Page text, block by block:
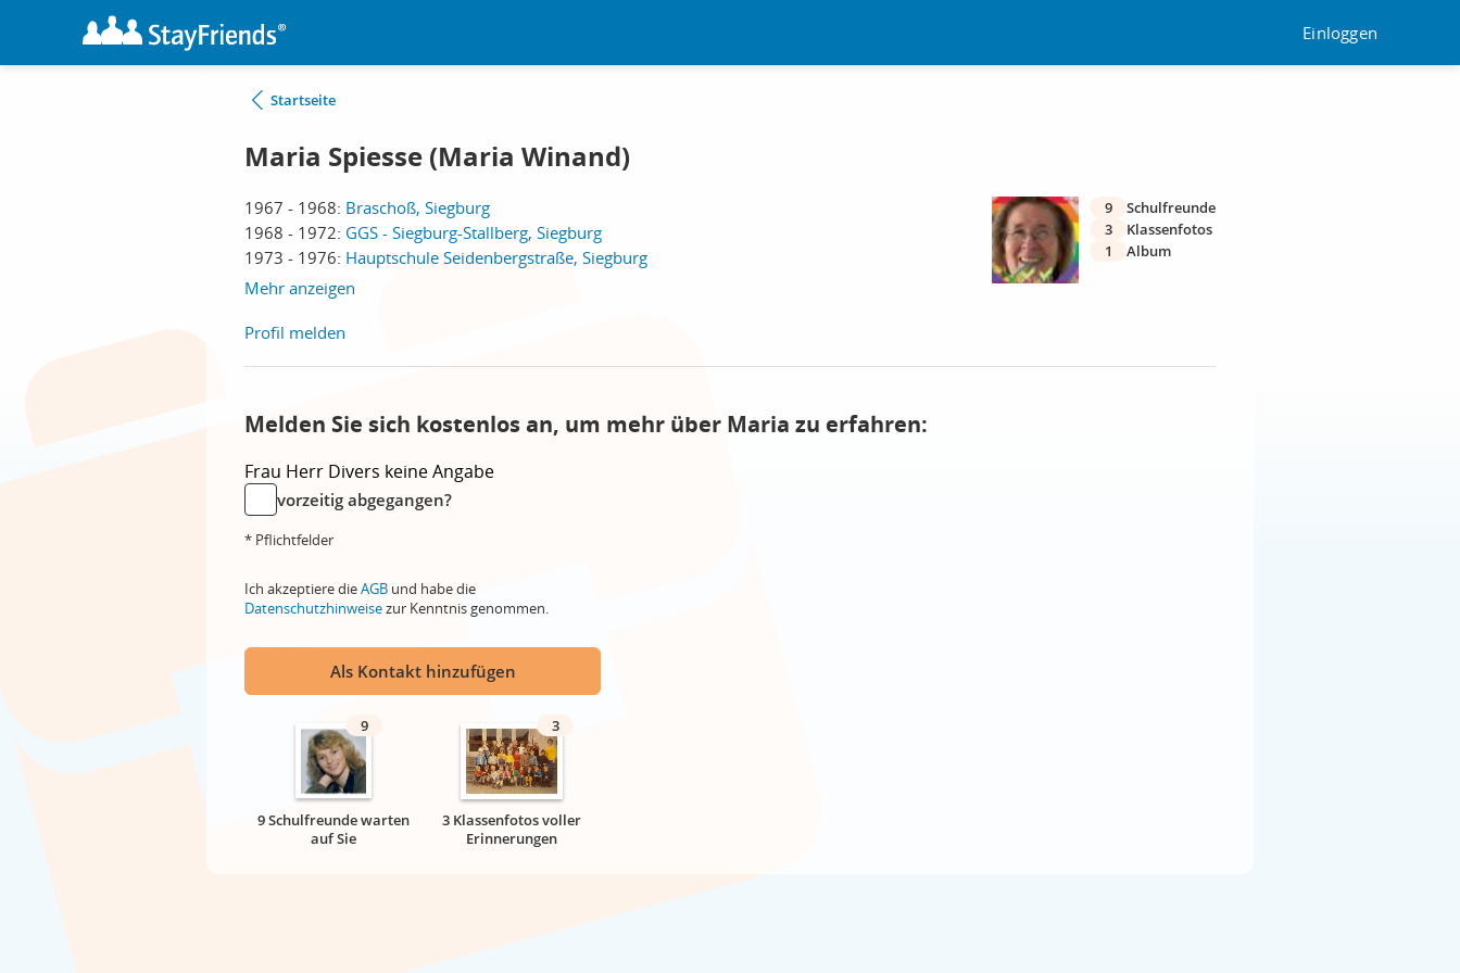
Einloggen
Startseite
Maria Spiesse (Maria Winand)
1967 - 1968: Braschoß, Siegburg
1968 - 1972: GGS - Siegburg-Stallberg, Siegburg
1973 - 1976: Hauptschule Seidenbergstraße, Siegburg
Mehr anzeigen
9
Schulfreunde
3
Klassenfotos
1
Album
Profil melden
Melden Sie sich kostenlos an, um mehr über Maria zu erfahren:
Frau Herr Divers keine Angabe
vorzeitig abgegangen?
* Pflichtfelder
Ich akzeptiere dieAGB und habe die
Datenschutzhinweisezur Kenntnis genommen.
Als Kontakt hinzufügen
9
9 Schulfreunde warten
auf Sie
3
3 Klassenfotos voller
Erinnerungen